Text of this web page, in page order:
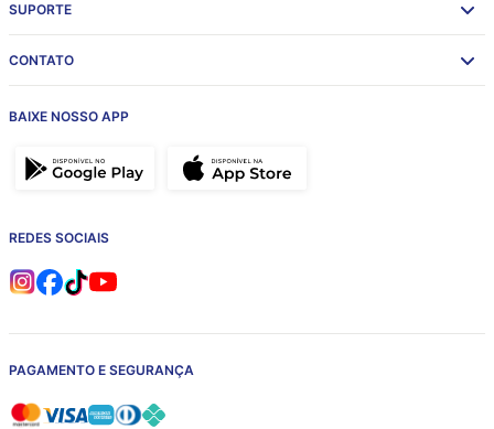
SUPORTE
CONTATO
BAIXE NOSSO APP
REDES SOCIAIS
PAGAMENTO E SEGURANÇA